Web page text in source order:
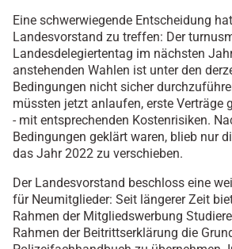
Eine schwerwiegende Entscheidung
Landesvorstand zu treffen: Der
Landesdelegiertentag im nächsten
anstehenden Wahlen ist unter den
Bedingungen nicht sicher
müssten jetzt anlaufen, erste Verträge
- mit entsprechenden Kostenrisiken.
Bedingungen geklärt waren, blieb nur
das Jahr 2022 zu verschieben.
Der Landesvorstand beschloss eine
für Neumitglieder: Seit längerer Zeit
Rahmen der Mitgliedswerbung
Rahmen der Beitrittserklärung die